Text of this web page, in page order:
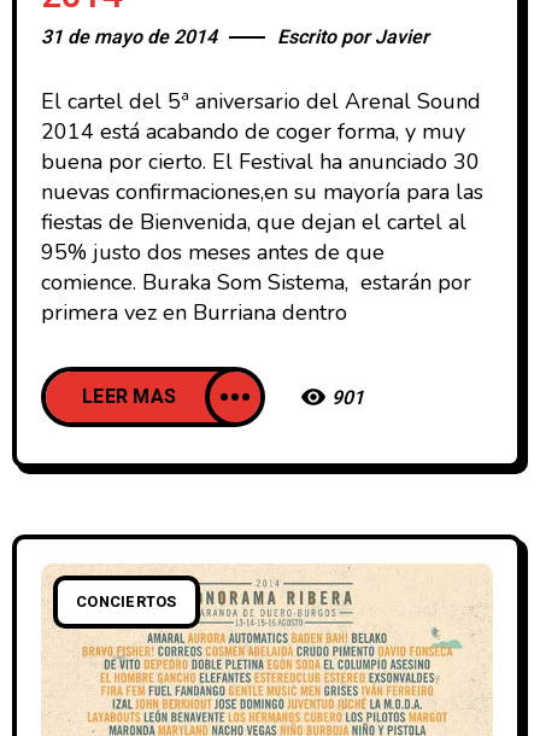
31 de mayo de 2014 Escrito porJavier
El cartel del 5ª aniversario del Arenal Sound
2014 está acabando de coger forma, y muy
buena por cierto. El Festival ha anunciado 30
nuevas confirmaciones,en su mayoría para las
fiestas de Bienvenida, que dejan el cartel al
95% justo dos meses antes de que
comience. Buraka Som Sistema, estarán por
primera vez en Burriana dentro
LEER MAS 901
CONCIERTOS